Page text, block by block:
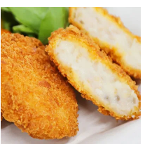
でうろこ・頭・内臓を除去済
み。さらに、塩・コショウでの
軽めの味付けと片栗粉の粉付け
まで済ませてから冷凍していま
す。袋を開けたら凍ったまま揚
げるだけの「手間なし仕様」で
すので、忙しい日の夕食やおつ
まみにも最適です。ふんわりと
柔らかい身は食べ応え抜群の大